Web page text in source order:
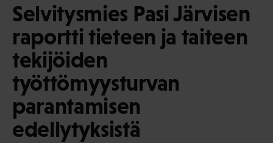
Selvitysmies Pasi Järvisen
raportti tieteen ja taiteen
tekijöiden
työttömyysturvan
parantamisen
edellytyksistä